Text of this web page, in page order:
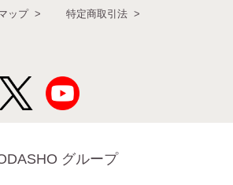
ップ 特定商取引法
グループ